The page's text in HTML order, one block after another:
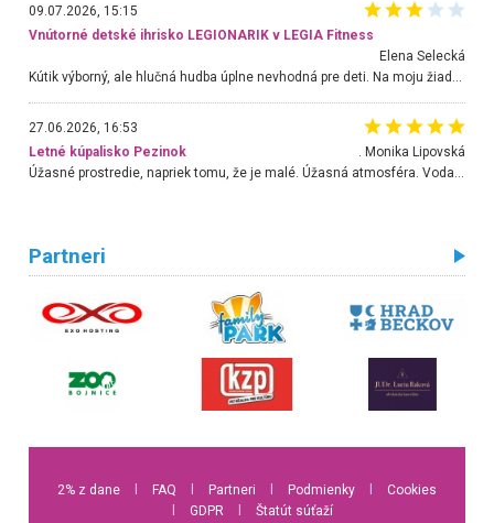
09.07.2026, 15:15
Vnútorné detské ihrisko LEGIONARIK v LEGIA Fitness
Elena Selecká
Kútik výborný, ale hlučná hudba úplne nevhodná pre deti. Na moju žiadosť o aspoň sušenie nereagovali.
27.06.2026, 16:53
Letné kúpalisko Pezinok
. Monika Lipovská
Úžasné prostredie, napriek tomu, že je malé. Úžasná atmosféra. Voda fantastická a nádherná. Ľudí je pomerne veľa, ale su mili a ohľaduplní. Je veľmi zaujímavé sledovať, ako dokážu spolu športovať cudzí ľudia a bez ohľadu na vek. Vládne tu pohoda. Vnuka neviem dostať z vody. Ďakujem za krásny deň . Urcite sa sem vrátim. Jediný problém je s parkovaním, ale aj ten sa mi podarilo vyriešiť. Monika Bratislava
Partneri
2% z dane FAQ Partneri Podmienky
Cookies
GDPR Štatút súťaží